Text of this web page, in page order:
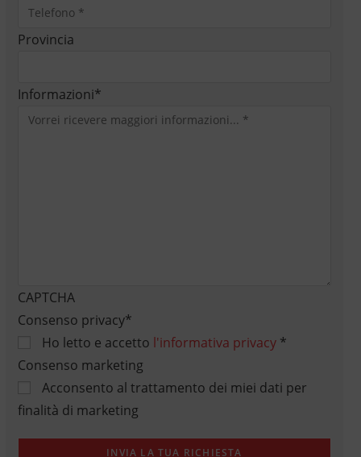
Provincia
Informazioni*
CAPTCHA
Consenso privacy*
Ho letto e accetto l'informativa privacy*
Consenso marketing
Acconsento al trattamento dei miei dati per
finalità di marketing